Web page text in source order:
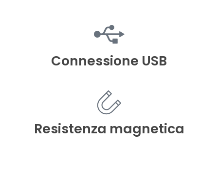
Connessione USB
Resistenza magnetica